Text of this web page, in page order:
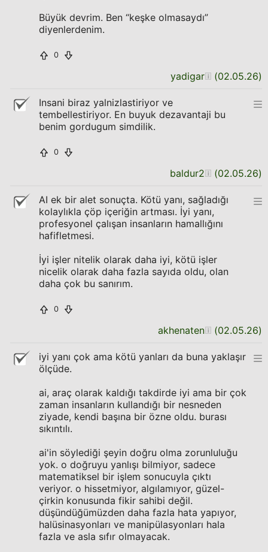
Büyük devrim. Ben “keşke olmasaydı”
diyenlerdenim.
0
yadigar (02.05.26)
Insani biraz yalnizlastiriyor ve
tembellestiriyor. En buyuk dezavantaji bu
benim gordugum simdilik.
0
baldur2 (02.05.26)
AI ek bir alet sonuçta. Kötü yanı, sağladığı
kolaylıkla çöp içeriğin artması. İyi yanı,
profesyonel çalışan insanların hamallığını
hafifletmesi.
İyi işler nitelik olarak daha iyi, kötü işler
nicelik olarak daha fazla sayıda oldu, olan
daha çok bu sanırım.
0
akhenaten (02.05.26)
iyi yanı çok ama kötü yanları da buna yaklaşır
ölçüde.
ai, araç olarak kaldığı takdirde iyi ama bir çok
zaman insanların kullandığı bir nesneden
ziyade, kendi başına bir özne oldu. burası
sıkıntılı.
ai'in söylediği şeyin doğru olma zorunluluğu
yok. o doğruyu yanlışı bilmiyor, sadece
matematiksel bir işlem sonucuyla çıktı
veriyor. o hissetmiyor, algılamıyor, güzel-
çirkin konusunda fikir sahibi değil.
düşündüğümüzden daha fazla hata yapıyor,
halüsinasyonları ve manipülasyonları hala
fazla ve asla sıfır olmayacak.